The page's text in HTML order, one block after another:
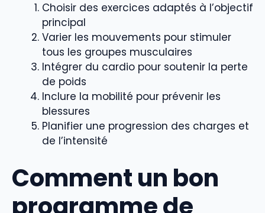
Choisir des exercices adaptés à l’objectif
principal
Varier les mouvements pour stimuler
tous les groupes musculaires
Intégrer du cardio pour soutenir la perte
de poids
Inclure la mobilité pour prévenir les
blessures
Planifier une progression des charges et
de l’intensité
Comment un bon